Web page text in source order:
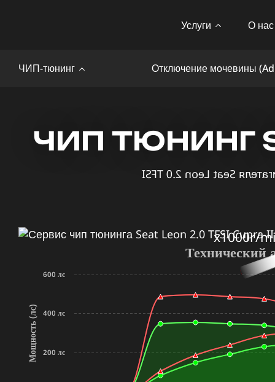
Услуги О нас
ЧИП-тюнинг Отключение мочевины
ЧИП ТЮНИНГ
x1000r/
Мощность (лс)
Технический
200 лс
400 лс
600 лс